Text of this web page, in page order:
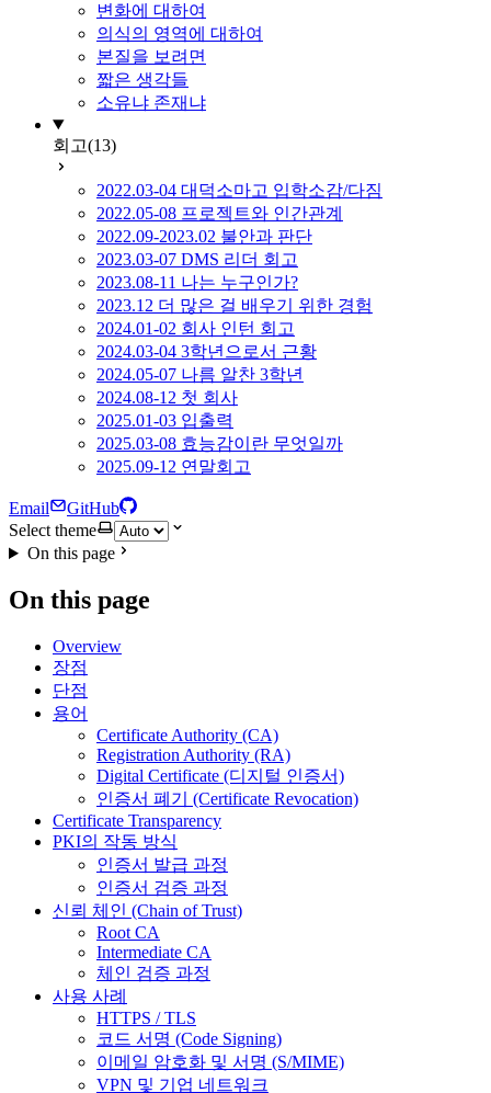
변화에 대하여
의식의 영역에 대하여
본질을 보려면
짧은 생각들
소유냐 존재냐
회고(13)
2022.03-04 대덕소마고 입학소감/다짐
2022.05-08 프로젝트와 인간관계
2022.09-2023.02 불안과 판단
2023.03-07 DMS 리더 회고
2023.08-11 나는 누구인가?
2023.12 더 많은 걸 배우기 위한 경험
2024.01-02 회사 인턴 회고
2024.03-04 3학년으로서 근황
2024.05-07 나름 알찬 3학년
2024.08-12 첫 회사
2025.01-03 입출력
2025.03-08 효능감이란 무엇일까
2025.09-12 연말회고
Email
GitHub
Select theme
On this page
On this page
Overview
장점
단점
용어
Certificate Authority (CA)
Registration Authority (RA)
Digital Certificate (디지털 인증서)
인증서 폐기 (Certificate Revocation)
Certificate Transparency
PKI의 작동 방식
인증서 발급 과정
인증서 검증 과정
신뢰 체인 (Chain of Trust)
Root CA
Intermediate CA
체인 검증 과정
사용 사례
HTTPS / TLS
코드 서명 (Code Signing)
이메일 암호화 및 서명 (S/MIME)
VPN 및 기업 네트워크